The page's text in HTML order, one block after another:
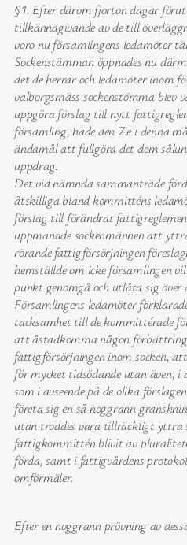
§1. Efter därom fjorton dagar
tillkännagivande av de till
voro nu församlingens ledamöter
Sockenstämman öppnades nu
det de herrar och ledamöter inom
valborgsmäss sockenstömma blev
uppgöra förslag till nytt
församling, hade den 7:e i denna
ändamål att fullgöra det dem
uppdrag.
Det vid nämnda sammanträde
åtskilliga bland kommitténs
förslag till förändrat
uppmanade sockenmännen att
rörande fattigförsörjningen
hemställde om icke församlingen
punkt genomgå och utlåta sig över
Församlingens ledamöter
tacksamhet till de kommittérade
att åstadkomma någon förbättring
fattigförsörjningen inom socken,
för mycket tidsödande utan även,
som i avseende på de olika
företa sig en så noggrann
utan troddes vara tillräckligt yttra
fattigkommittén blivit av
förda, samt i fattigvårdens
omförmäler.
Efter en noggrann prövning av